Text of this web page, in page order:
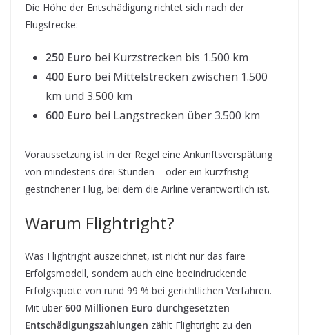
Die Höhe der Entschädigung richtet sich nach der
Flugstrecke:
250 Euro bei Kurzstrecken bis 1.500 km
400 Euro bei Mittelstrecken zwischen 1.500
km und 3.500 km
600 Euro bei Langstrecken über 3.500 km
Voraussetzung ist in der Regel eine Ankunftsverspätung
von mindestens drei Stunden – oder ein kurzfristig
gestrichener Flug, bei dem die Airline verantwortlich ist.
Warum Flightright?
Was Flightright auszeichnet, ist nicht nur das faire
Erfolgsmodell, sondern auch eine beeindruckende
Erfolgsquote von rund 99 % bei gerichtlichen Verfahren.
Mit über 600 Millionen Euro durchgesetzten
Entschädigungszahlungen zählt Flightright zu den